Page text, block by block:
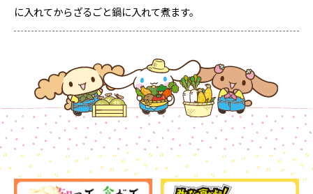
に入れてからざるごと鍋に入れて煮ます。